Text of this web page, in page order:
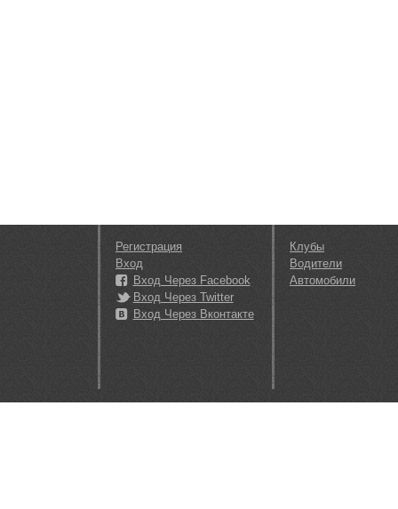
Регистрация
Вход
Вход Через Facebook
Вход Через Twitter
Вход Через Вконтакте
Клубы
Водители
Автомобили